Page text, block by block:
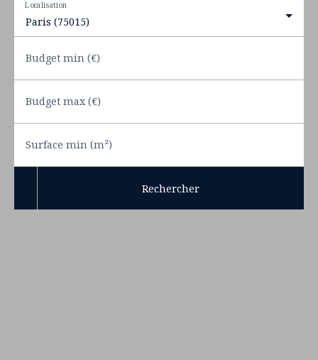
Paris (75015)
Localisation
Budget min (€)
Budget max (€)
Surface min (m²)
Rechercher